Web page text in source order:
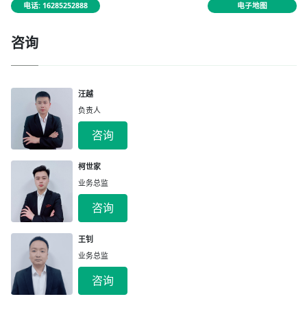
电话: 16285252888 电子地图
咨询
汪越
负责人
咨询
柯世家
业务总监
咨询
王钊
业务总监
咨询